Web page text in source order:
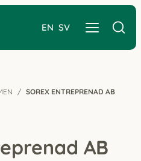
EN SV
SOREX ENTREPRENAD AB
AB